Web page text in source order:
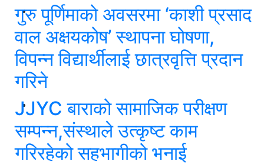
गुरु पूर्णिमाको अवसरमा ‘काशी प्रसाद
वाल अक्षयकोष’ स्थापना घोषणा,
विपन्न विद्यार्थीलाई छात्रवृत्ति प्रदान
गरिने
JJYC बाराको सामाजिक परीक्षण
सम्पन्न,संस्थाले उत्कृष्ट काम
गरिरहेको सहभागीको भनाई